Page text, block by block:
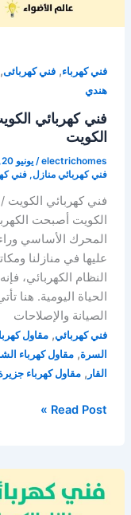
فني كهرباء, فني كهربائى,
هندي
الكويت
electrichomes
/ يونيو 20, 2023
فني كهربائي منازل, فني
الكويت أصبحت
المحرك الأساسي وراء
عليها في منازلنا
النظام الكهربائي،
الحياة اليومية. هنا
الصيانة والإصلاحات
فني كهربائي, مقاول
السرة, مقاول كهرباء
القار , مقاول كهرباء
فني
/
66628579
/
Read Post »